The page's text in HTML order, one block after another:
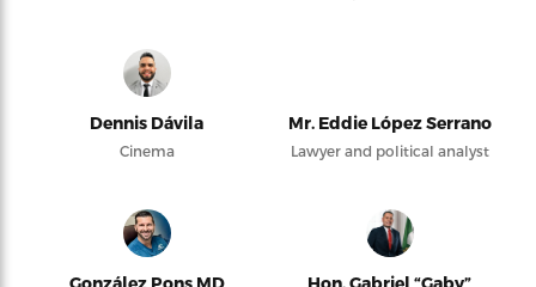
Dennis Dávila
Cinema
Mr. Eddie López Serrano
Lawyer and political analyst
González Pons MD
Hon. Gabriel “Gaby”